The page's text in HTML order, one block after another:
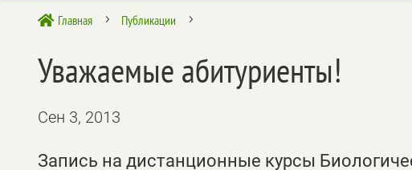
 Главная 5 Публикации 5
Уважаемые абитуриенты!
Сен 3, 2013
Запись на дистанционные курсы